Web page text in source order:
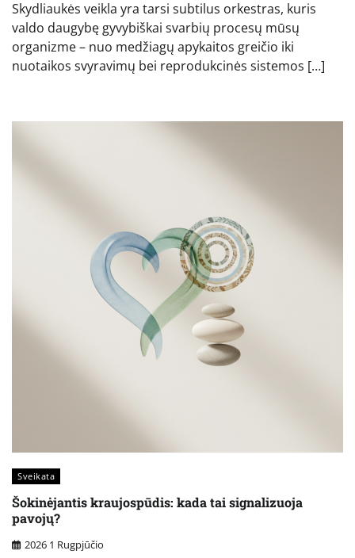
Skydliaukės veikla yra tarsi subtilus orkestras, kuris
valdo daugybę gyvybiškai svarbių procesų mūsų
organizme – nuo medžiagų apykaitos greičio iki
nuotaikos svyravimų bei reprodukcinės sistemos […]
Sveikata
Šokinėjantis kraujospūdis: kada tai signalizuoja
pavojų?
2026 1 Rugpjūčio